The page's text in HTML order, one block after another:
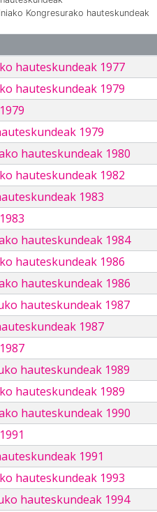
Kongresurako hauteskundeak
hauteskundeak 1977
hauteskundeak 1979
1979
hauteskundeak 1980
hauteskundeak 1982
1983
hauteskundeak 1984
hauteskundeak 1986
hauteskundeak 1986
hauteskundeak 1987
1987
hauteskundeak 1989
hauteskundeak 1989
hauteskundeak 1990
1991
hauteskundeak 1993
hauteskundeak 1994